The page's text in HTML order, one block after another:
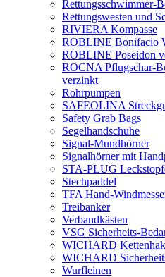
Rettungsschwimmer-
Rettungswesten und
RIVIERA Kompasse
ROBLINE Bonifacio
ROBLINE Poseidon
ROCNA Pflugschar-
verzinkt
Rohrpumpen
SAFEOLINA
Safety Grab Bags
Segelhandschuhe
Signal-Mundhörner
Signalhörner mit
STA-PLUG
Stechpaddel
TFA Hand-
Treibanker
Verbandkästen
VSG Sicherheits-
WICHARD
WICHARD
Wurfleinen